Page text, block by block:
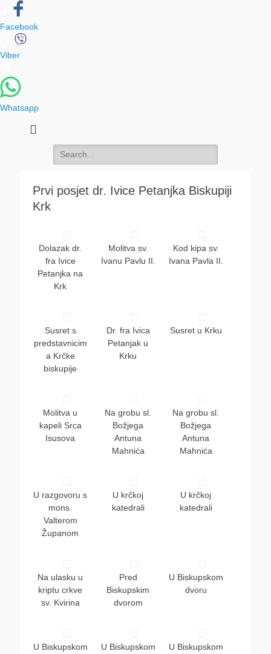
Facebook
Viber
Whatsapp
Search
for:
Prvi posjet dr. Ivice Petanjka Biskupiji
Krk
Dolazak dr.
fra Ivice
Petanjka na
Krk
Molitva sv.
Ivanu Pavlu II.
Kod kipa sv.
Ivana Pavla II.
Susret s
predstavnicim
a Krčke
biskupije
Dr. fra Ivica
Petanjak u
Krku
Susret u Krku
Molitva u
kapeli Srca
Isusova
Na grobu sl.
Božjega
Antuna
Mahnića
Na grobu sl.
Božjega
Antuna
Mahnića
U razgovoru s
mons.
Valterom
Županom
U krčkoj
katedrali
U krčkoj
katedrali
Na ulasku u
kriptu crkve
sv. Kvirina
Pred
Biskupskim
dvorom
U Biskupskom
dvoru
U Biskupskom
U Biskupskom
U Biskupskom